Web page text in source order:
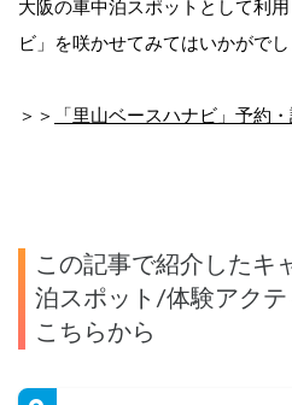
大阪の車中泊スポットとして利
ビ」を咲かせてみてはいかがでし
＞＞ 「里山ベースハナビ」 予約
この記事で紹介したキ
泊スポット/体験アク
こちらから